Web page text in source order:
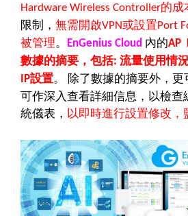
Hardware Wireless Controller的成
限制， 無需開啟VPN或設置Port
被管理。 EnGenius Cloud 內的AP
數據的摘要，包括: 流量使用情
IP設置。 除了數據的摘要外，更
可作深入查看詳細信息，以檢查
統儀表， 以即時進行設置修改，